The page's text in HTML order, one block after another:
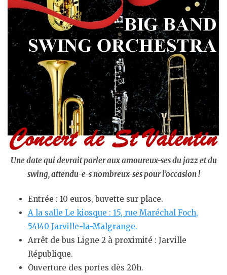
Une date qui devrait parler aux amoureux-ses du jazz et du
swing, attendu-e-s nombreux-ses pour l’occasion !
Entrée : 10 euros, buvette sur place.
A la salle Le kiosque : 15, rue Maréchal Foch,
54140 Jarville-la-Malgrange.
Arrêt de bus Ligne 2 à proximité : Jarville
République.
Ouverture des portes dès 20h.